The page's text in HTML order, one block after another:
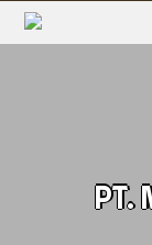
PT.